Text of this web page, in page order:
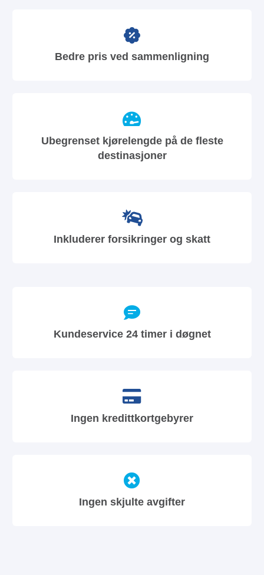
Bedre pris ved sammenligning
Ubegrenset kjørelengde på de fleste
destinasjoner
Inkluderer forsikringer og skatt
Kundeservice 24 timer i døgnet
Ingen kredittkortgebyrer
Ingen skjulte avgifter